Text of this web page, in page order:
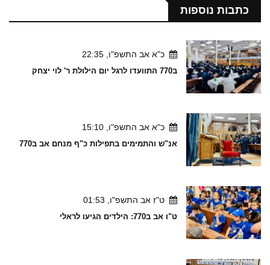
כתבות נוספות
כ"א אב התשפ"ו, 22:35
ב770 התוועדו לרגל יום הילולת ר' לוי יצחק
כ"א אב התשפ"ו, 15:10
אנ"ש והתמימים בתפילות כ"ף מנחם אב ב770
ט"ז אב התשפ"ו, 01:53
ט"ו אב ב770: הילדים הגיעו לראלי